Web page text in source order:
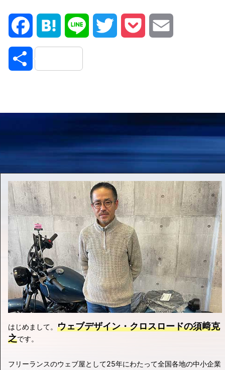
FacebookHatena Line Twitter Pocket
共
はじめまして。 ウェブデザイン・クロスロードの須﨑克
之です。
フリーランスのウェブ屋として25年にわたって全国各地の中小企業